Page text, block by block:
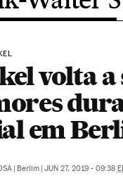
volta
em
| Berlim | JUN 27, 2019 - 09:38